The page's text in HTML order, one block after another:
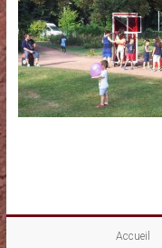
Accueil